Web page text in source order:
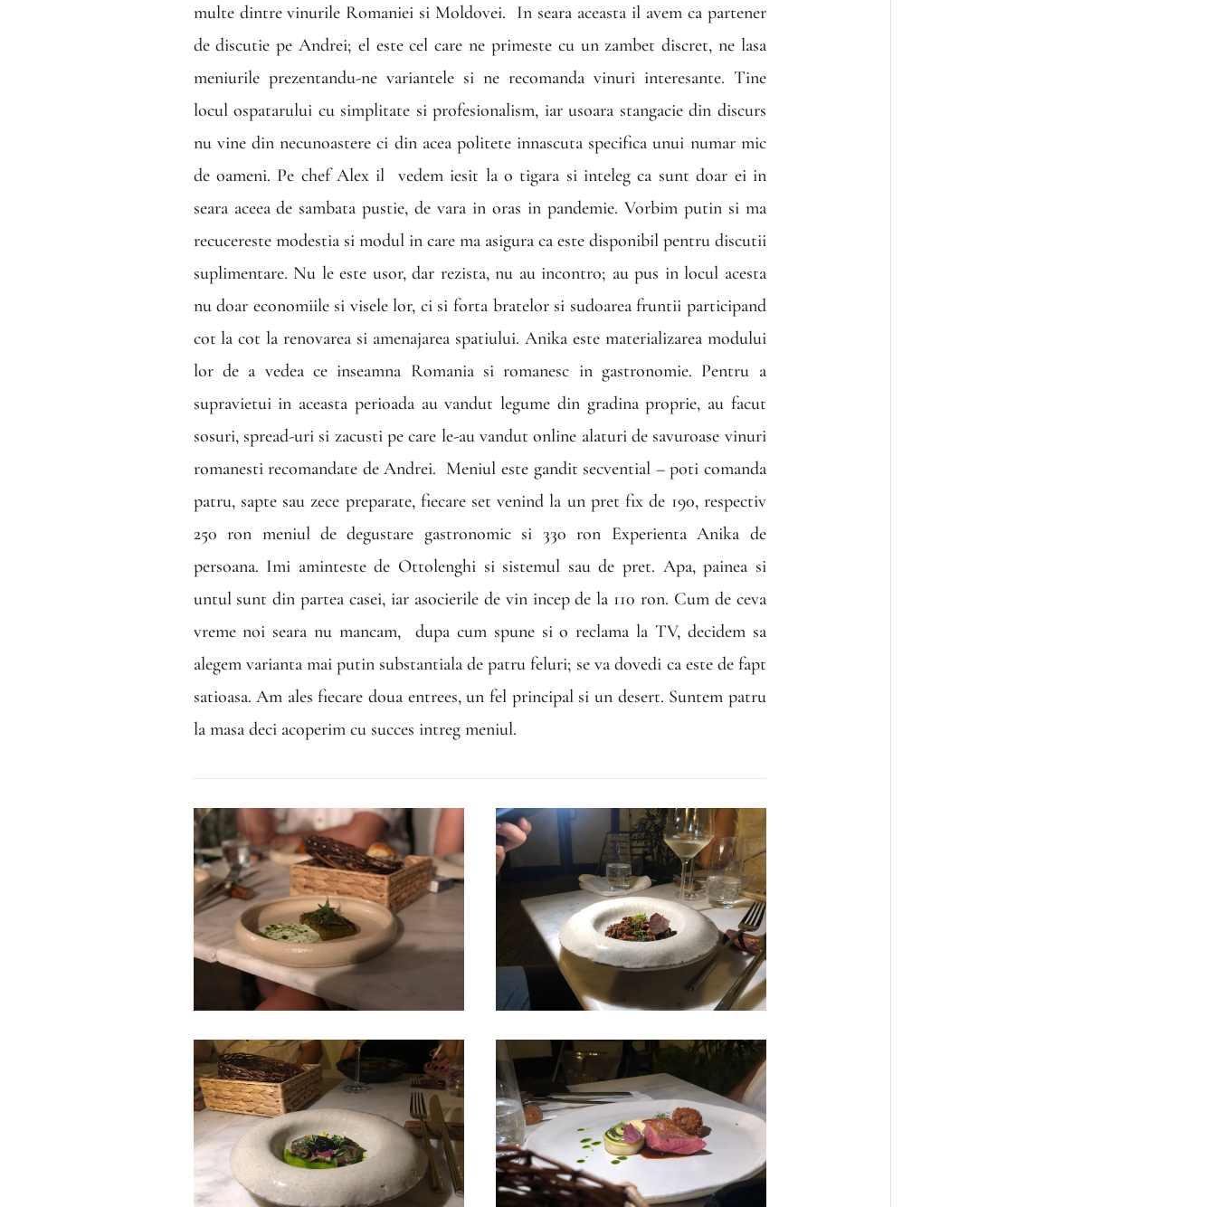
multe dintre vinurile Romaniei si Moldovei. In seara aceasta il avem ca partener
de discutie pe Andrei; el este cel care ne primeste cu un zambet discret, ne lasa
meniurile prezentandu-ne variantele si ne recomanda vinuri interesante. Tine
locul ospatarului cu simplitate si profesionalism, iar usoara stangacie din discurs
nu vine din necunoastere ci din acea politete innascuta specifica unui numar mic
de oameni. Pe chef Alex il
vedem iesit la o tigara si inteleg ca sunt doar ei in
seara aceea de sambata pustie, de vara in oras in pandemie. Vorbim putin si ma
recucereste modestia si modul in care ma asigura ca este disponibil pentru discutii
suplimentare. Nu le este usor, dar rezista, nu au incontro; au pus in locul acesta
nu doar economiile si visele lor, ci si forta bratelor si sudoarea fruntii participand
cot la cot la renovarea si amenajarea spatiului. Anika este materializarea modului
lor de a vedea ce inseamna Romania si romanesc in gastronomie. Pentru a
supravietui in aceasta perioada au vandut legume din gradina proprie, au facut
sosuri, spread-uri si zacusti pe care le-au vandut online alaturi de savuroase vinuri
romanesti recomandate de Andrei. Meniul este gandit secvential – poti comanda
patru, sapte sau zece preparate, fiecare set venind la un pret fix de 190, respectiv
250 ron meniul de degustare gastronomic si 330 ron Experienta Anika de
persoana. Imi aminteste de Ottolenghi si sistemul sau de pret. Apa, painea si
untul sunt din partea casei, iar asocierile de vin incep de la 110 ron. Cum de ceva
vreme noi seara nu mancam,
dupa cum spune si o reclama la TV, decidem sa
alegem varianta mai putin substantiala de patru feluri; se va dovedi ca este de fapt
satioasa. Am ales fiecare doua entrees, un fel principal si un desert. Suntem patru
la masa deci acoperim cu succes intreg meniul.